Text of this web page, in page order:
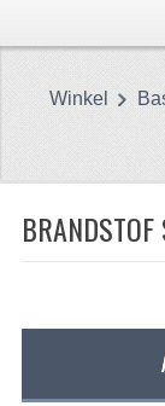
Winkel
BRANDSTOF